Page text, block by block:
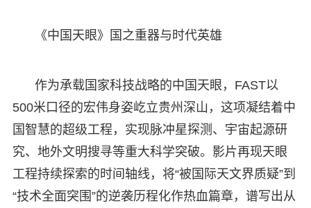
《中国天眼》国之重器与时代英雄​
作为承载国家科技战略的中国天眼，FAST以
500米口径的宏伟身姿屹立贵州深山，这项凝结着中
国智慧的超级工程，实现脉冲星探测、宇宙起源研
究、地外文明搜寻等重大科学突破。影片再现天眼
工程持续探索的时间轴线，将“被国际天文界质疑”到
“技术全面突围”的逆袭历程化作热血篇章，谱写出从